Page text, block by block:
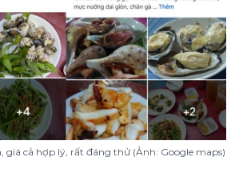
giá cả hợp lý, rất đáng thử (Ảnh: Google maps)